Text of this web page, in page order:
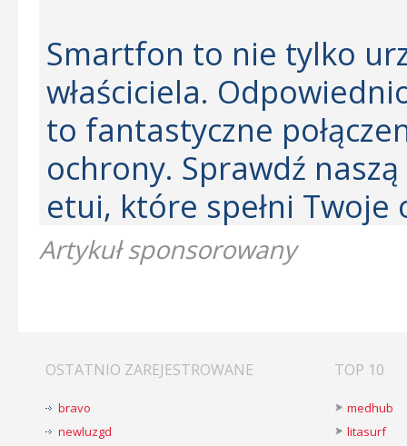
Smartfon to nie tylko
właściciela.
to fantastyczne
ochrony. Sprawdź
etui, które spełni Twoje
Artykuł sponsorowany
OSTATNIO ZAREJESTROWANE
bravo
newluzgd
TOP 10
medhub
litasurf